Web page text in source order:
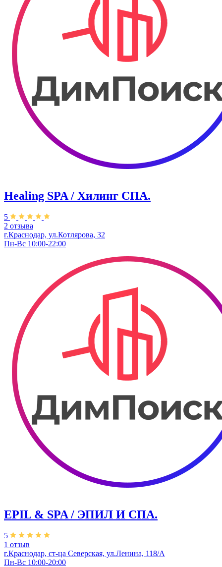
Healing SPA / Хилинг СПА.
5
2 отзыва
г.Краснодар, ул.Котлярова, 32
Пн-Вс 10:00-22:00
EPIL & SPA / ЭПИЛ И СПА.
5
1 отзыв
г.Краснодар, ст-ца Северская, ул.Ленина, 118/А
Пн-Вс 10:00-20:00